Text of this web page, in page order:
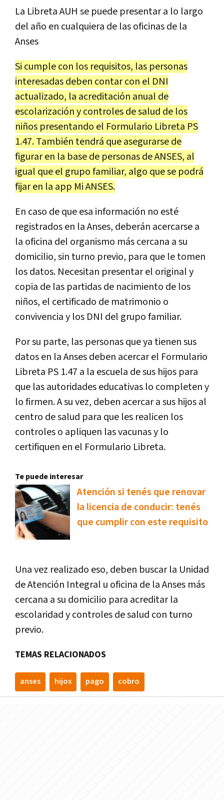
La Libreta AUH se puede presentar a lo largo
del año en cualquiera de las oficinas de la
Anses
Si cumple con los requisitos, las personas
interesadas deben contar con el DNI
actualizado, la acreditación anual de
escolarización y controles de salud de los
niños presentando el Formulario Libreta PS
1.47. También tendrá que asegurarse de
figurar en la base de personas de ANSES, al
igual que el grupo familiar, algo que se podrá
fijar en la app Mi ANSES.
En caso de que esa información no esté
registrados en la Anses, deberán acercarse a
la oficina del organismo más cercana a su
domicilio, sin turno previo, para que le tomen
los datos. Necesitan presentar el original y
copia de las partidas de nacimiento de los
niños, el certificado de matrimonio o
convivencia y los DNI del grupo familiar.
Por su parte, las personas que ya tienen sus
datos en la Anses deben acercar el Formulario
Libreta PS 1.47 a la escuela de sus hijos para
que las autoridades educativas lo completen y
lo firmen. A su vez, deben acercar a sus hijos al
centro de salud para que les realicen los
controles o apliquen las vacunas y lo
certifiquen en el Formulario Libreta.
Te puede interesar
Atención si tenés que renovar
la licencia de conducir: tenés
que cumplir con este requisito
Una vez realizado eso, deben buscar la Unidad
de Atención Integral u oficina de la Anses más
cercana a su domicilio para acreditar la
escolaridad y controles de salud con turno
previo.
TEMAS RELACIONADOS
anses hijos pago cobro